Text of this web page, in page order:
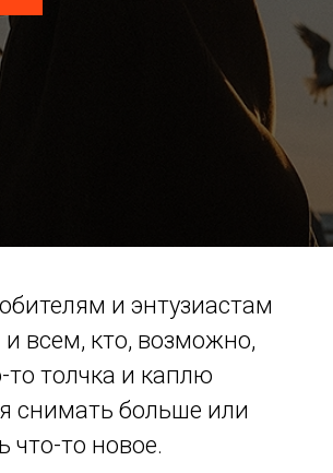
и энтузиастам
всем, кто, возможно,
то толчка и каплю
снимать больше или
что-то новое.